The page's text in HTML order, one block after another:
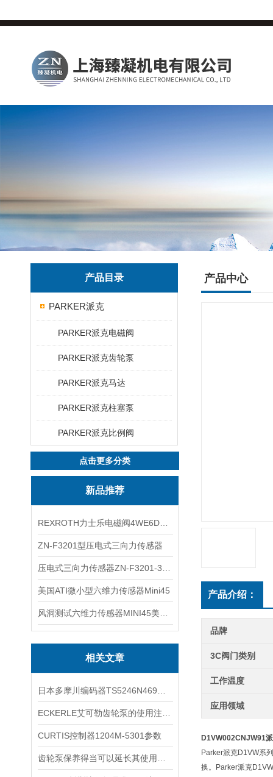
产品目录
PARKER派克
PARKER派克电磁阀
PARKER派克齿轮泵
PARKER派克马达
PARKER派克柱塞泵
PARKER派克比例阀
点击更多分类
新品推荐
ZN-F3201型压电式三向力传感器
美国ATI微小型六维力传感器Mini45
相关文章
CURTIS控制器1204M-5301参数
产品中心
产品介绍：
品牌
3C阀门类别
工作温度
应用领域
D1VW002CNJW91
Parker派克D1VW系
换。Parker派克